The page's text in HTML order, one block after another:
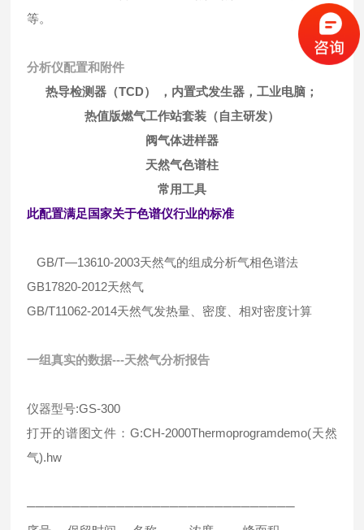
等。
分析仪配置和附件
热导检测器（TCD） ，内置式发生器，工业电脑；
热值版燃气工作站套装（自主研发）
阀气体进样器
天然气色谱柱
常用工具
此配置满足国家关于色谱仪行业的标准
GB/T—13610-2003天然气的组成分析气相色谱法
GB17820-2012天然气
GB/T11062-2014天然气发热量、密度、相对密度计算
一组真实的数据---天然气分析报告
仪器型号:GS-300
打开的谱图文件：G:CH-2000Thermoprogramdemo(天然
气).hw
──────────────────────────────